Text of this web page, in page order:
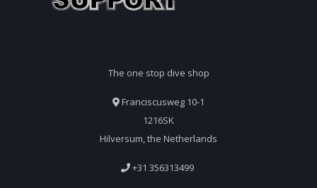
The one stop dive shop
Franciscusweg 10-1
1216SK
Hilversum, the Netherlands
+31 356313499